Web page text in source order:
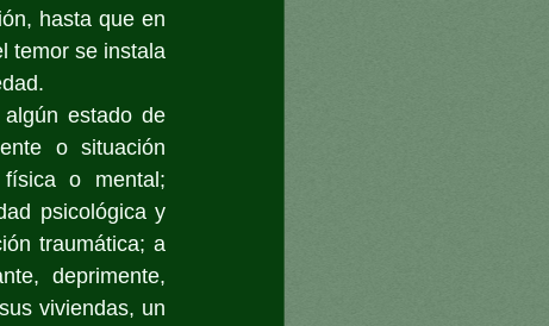
hasta que en
temor se instala
estado de
o situación
o mental;
psicológica y
traumática; a
deprimente,
viviendas, un